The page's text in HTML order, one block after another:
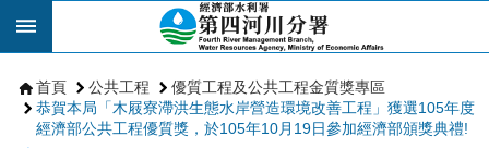
跳到主要內容區塊
首頁 公共工程
優質工程及公共工程金質獎專區
恭賀本局「木屐寮滯洪生態水岸營造環境改善工程」獲選105年度
經濟部公共工程優質獎，於105年10月19日參加經濟部頒獎典禮!